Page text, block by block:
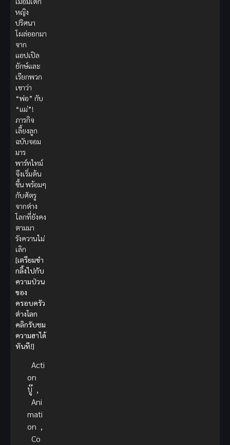
หญิง
ปริศนา
โผล่ออกมา
จาก
แอปเปิล
ยักษ์และ
เรียกพวก
เขาว่า
“พ่อ” กับ
“แม่”!
ภารกิจ
เลี้ยงลูก
ฉบับจอม
มาร
พาร์ทไทม์
จึงเริ่มต้น
ขึ้น พร้อมๆ
กับศัตรู
จากต่าง
โลกที่ยังคง
ตามมา
รังควานไม่
เลิก
[เตรียมขำ
กลิ้งไปกับ
ความป่วน
ของ
ครอบครัว
ต่างโลก
คลิกรับชม
ความฮาได้
ทันที!]
Acti
on
บู๊ ,
Ani
mati
on ,
Co